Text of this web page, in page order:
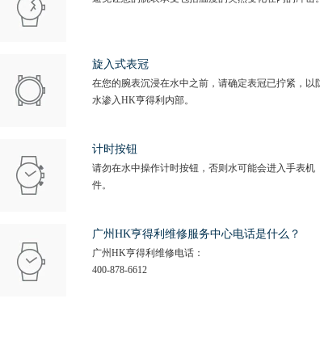
旋入式表冠
在您的腕表沉浸在水中之前，请确定表冠已拧紧，以
水渗入HK亨得利内部。
计时按钮
请勿在水中操作计时按钮，否则水可能会进入手表机
件。
广州HK亨得利维修服务中心电话是什么？
广州HK亨得利维修电话：
400-878-6612